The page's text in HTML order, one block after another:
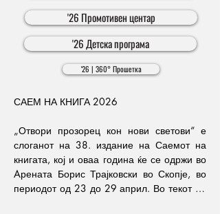
текот на сите три дена од 10:30 до 18:30
часот и претставува одлична можност за
сите кои сакаат да бидат во чекор со
најновите технолошки достигнувања,
иновации и деловни трендови кои ќе го
обликуваат развојот во годините што
ENERGO TEHNOMA 2026 / REAL EXPO
2026
Are you ready for one of the largest and most
significant trade fair events in the region?
'26 Промотивен центар
'26 Детска програма
'26 | 360° Прошетка
САЕМ НА КНИГА 2026
„Отвори прозорец кон нови светови“ е
слоганот на 38. издание на Саемот на
книгата, кој и оваа година ќе се одржи во
Aрената Борис Трајковски во Скопје, во
периодот од 23 до 29 април. Во текот на